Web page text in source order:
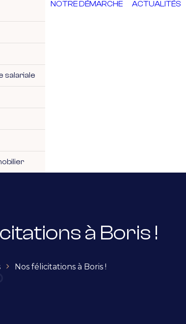
salariale
NOTRE DÉMARCHE ACTUALITÉS
à Boris !
Nos félicitations à Boris !